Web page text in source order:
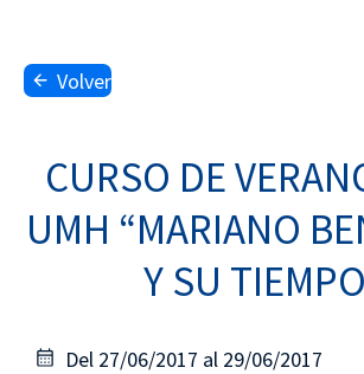
Volver
CURSO DE
UMH “MARIANO
Y SU
Del 27/06/2017 al 29/06/2017